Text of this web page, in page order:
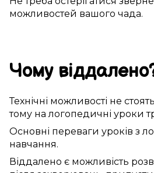
можливостей вашого чада.
Чому віддалено
Технічні можливості не
тому налогопедичні уроки
Основні переваги уроків з
навчання.
Віддалено є можливість